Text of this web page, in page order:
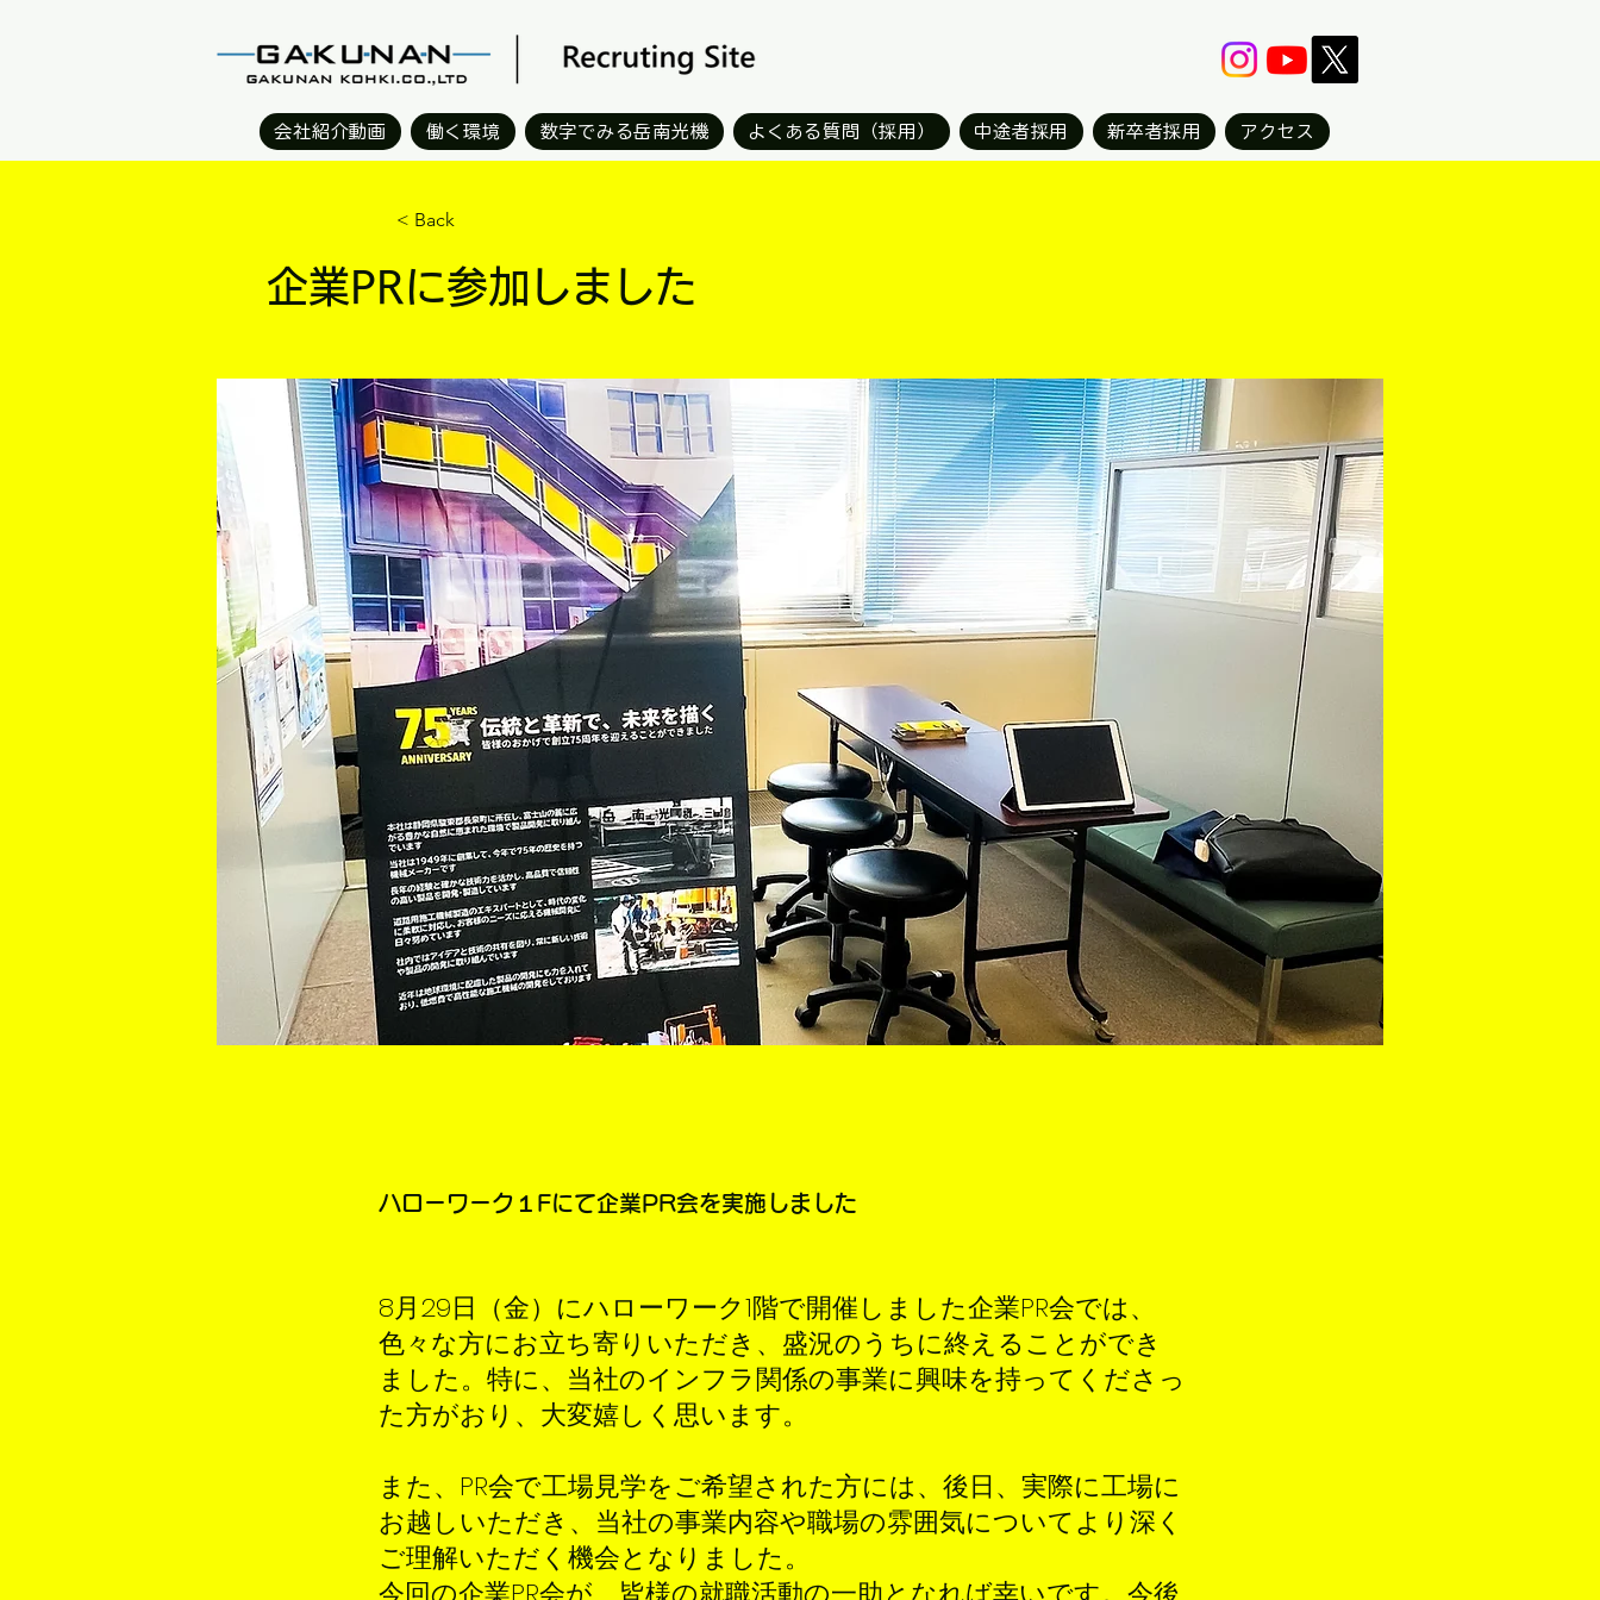
会社紹介動画 働く環境 数字でみる岳南光機 よくある質問（採用） 中途者採用 新卒者採用 アクセス
< Back
企業PRに参加しました
ハローワーク１Fにて企業PR会を実施しました
8月29日（金）にハローワーク1階で開催しました企業PR会では、
色々な方にお立ち寄りいただき、盛況のうちに終えることができ
ました。特に、当社のインフラ関係の事業に興味を持ってくださっ
た方がおり、大変嬉しく思います。
また、PR会で工場見学をご希望された方には、後日、実際に工場に
お越しいただき、当社の事業内容や職場の雰囲気についてより深く
ご理解いただく機会となりました。